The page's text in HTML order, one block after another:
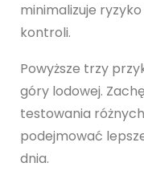
minimalizuje
kontroli.
Powyższe trzy
góry lodowej.
testowania
podejmować
dnia.